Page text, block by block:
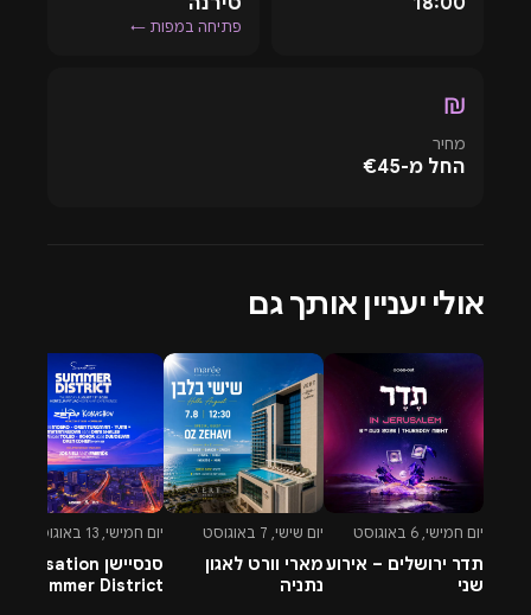
פתיחה במפות ←
₪
מחיר
החל מ-€45
אולי יעניין אותך גם
יום חמישי, 6 באוגוסט
תדר ירושלים – אירוע
שני
יום שישי, 7 באוגוסט
מארי וורט לאגון
נתניה
יום חמישי, 13 באוגוסט
סנסיישן Sensation
Summer District